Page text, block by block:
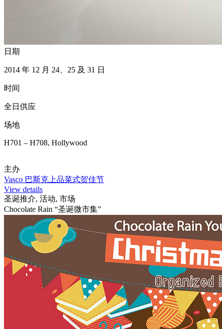
日期
2014 年 12 月 24、25 及 31 日
时间
全日供应
场地
H701 – H708, Hollywood
主办
Vasco 巴斯克上品菜式贺佳节
View details
圣诞推介, 活动, 市场
Chocolate Rain “圣诞微市集”